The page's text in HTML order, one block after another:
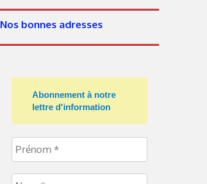
Nos bonnes adresses
Abonnement à notre
lettre d'information